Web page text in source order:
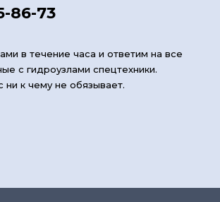
86-73
в течение часа и ответим на все
с гидроузлами спецтехники.
ни к чему не обязывает.